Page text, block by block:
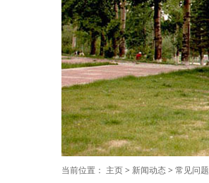
当前位置： 主页> 新闻动态> 常见问题